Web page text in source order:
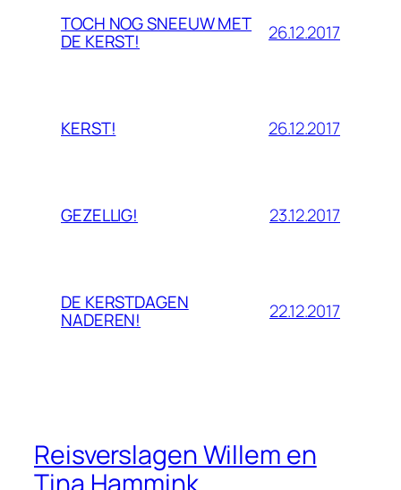
TOCH NOG SNEEUW MET
DE KERST! 26.12.2017
KERST! 26.12.2017
GEZELLIG! 23.12.2017
DE KERSTDAGEN
NADEREN! 22.12.2017
Reisverslagen Willem en